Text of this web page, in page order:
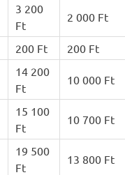
3 200
Ft
2 000 Ft
200 Ft
200 Ft
14 200
Ft
10 000 Ft
15 100
Ft
10 700 Ft
19 500
Ft
13 800 Ft